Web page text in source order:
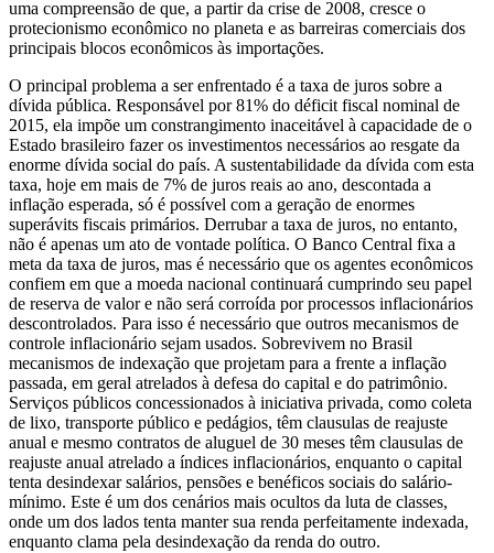
uma compreensão de que, a partir da crise de 2008, cresce o
protecionismo econômico no planeta e as barreiras comerciais dos
principais blocos econômicos às importações.
O principal problema a ser enfrentado é a taxa de juros sobre a
dívida pública. Responsável por 81% do déficit fiscal nominal de
2015, ela impõe um constrangimento inaceitável à capacidade de o
Estado brasileiro fazer os investimentos necessários ao resgate da
enorme dívida social do país. A sustentabilidade da dívida com esta
taxa, hoje em mais de 7% de juros reais ao ano, descontada a
inflação esperada, só é possível com a geração de enormes
superávits fiscais primários. Derrubar a taxa de juros, no entanto,
não é apenas um ato de vontade política. O Banco Central fixa a
meta da taxa de juros, mas é necessário que os agentes econômicos
confiem em que a moeda nacional continuará cumprindo seu papel
de reserva de valor e não será corroída por processos inflacionários
descontrolados. Para isso é necessário que outros mecanismos de
controle inflacionário sejam usados. Sobrevivem no Brasil
mecanismos de indexação que projetam para a frente a inflação
passada, em geral atrelados à defesa do capital e do patrimônio.
Serviços públicos concessionados à iniciativa privada, como coleta
de lixo, transporte público e pedágios, têm clausulas de reajuste
anual e mesmo contratos de aluguel de 30 meses têm clausulas de
reajuste anual atrelado a índices inflacionários, enquanto o capital
tenta desindexar salários, pensões e benéficos sociais do salário-
mínimo. Este é um dos cenários mais ocultos da luta de classes,
onde um dos lados tenta manter sua renda perfeitamente indexada,
enquanto clama pela desindexação da renda do outro.